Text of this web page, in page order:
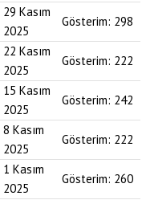
29 Kasım
2025
Gösterim: 298
22 Kasım
2025
Gösterim: 222
15 Kasım
2025
Gösterim: 242
8 Kasım
2025
Gösterim: 222
1 Kasım
2025
Gösterim: 260